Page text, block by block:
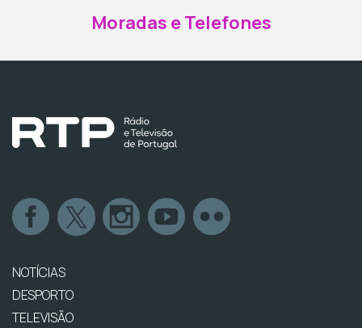
Moradas e Telefones
NOTÍCIAS
DESPORTO
TELEVISÃO